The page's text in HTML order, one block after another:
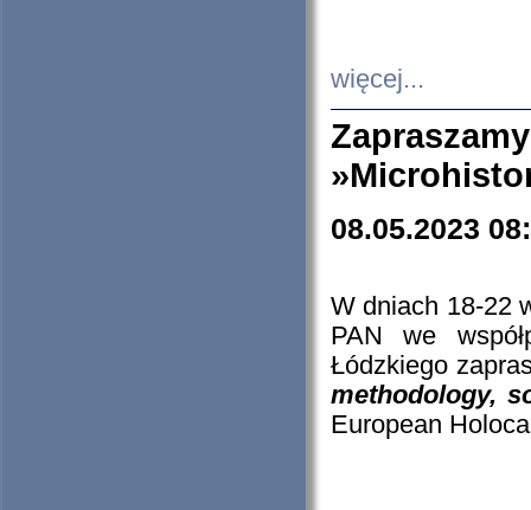
więcej...
08.05.2023
W dniach 18-22
PAN we
Łódzkiego
methodology,
European